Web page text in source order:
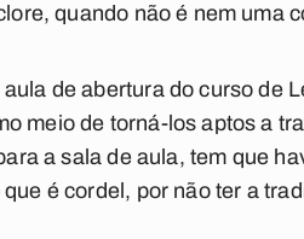
quando não é nem uma
de abertura do curso de
meio de torná-los aptos a
a sala de aula, tem que
é cordel, por não ter a